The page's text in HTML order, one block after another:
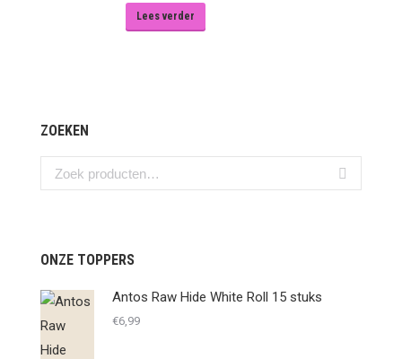
Lees verder
ZOEKEN
ONZE TOPPERS
Antos Raw Hide White Roll 15 stuks
€6,99